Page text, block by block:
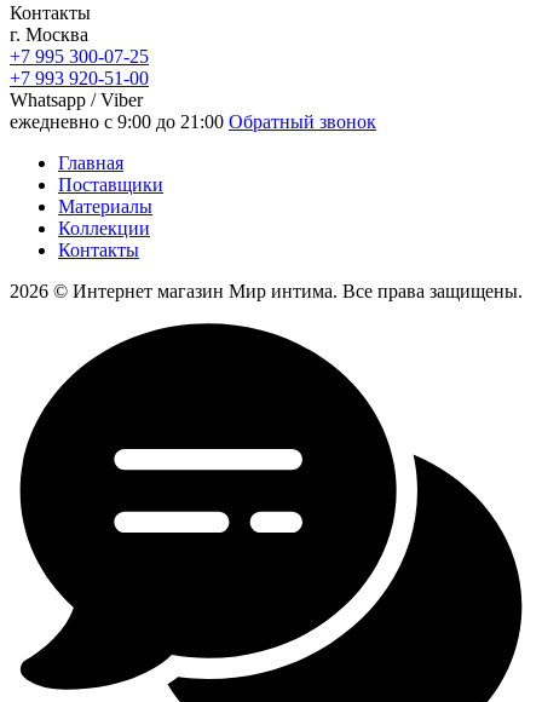
Контакты
г. Москва
+7 995 300-07-25
+7 993 920-51-00
Whatsapp / Viber
ежедневно с 9:00 до 21:00 Обратный звонок
Главная
Поставщики
Материалы
Коллекции
Контакты
2026 © Интернет магазин Мир интима. Все права защищены.